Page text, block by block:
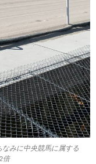
みに中央競馬に属する
倍